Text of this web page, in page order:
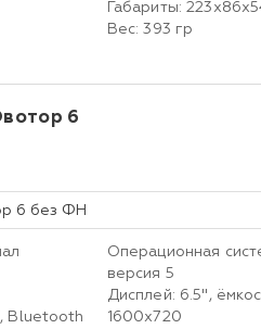
Габариты:
Вес: 393 гр
6
6 без ФН
Bluetooth
Операционная
версия 5
Дисплей: 6.5",
1600х720